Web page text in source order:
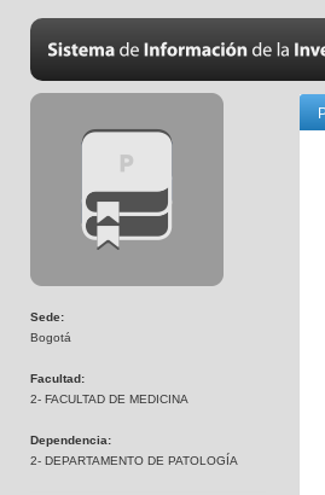
Sede:
Bogotá
Facultad:
2- FACULTAD DE MEDICINA
Dependencia:
2- DEPARTAMENTO DE PATOLOGÍA